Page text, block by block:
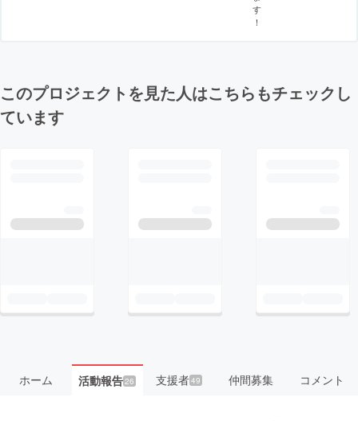
す
！
このプロジェクトを見た人はこちらもチェックし
ています
ホーム 活動報告26 支援者49 仲間募集 コメント